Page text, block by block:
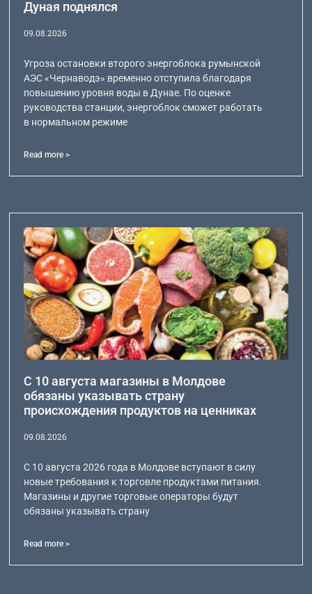
Дуная поднялся
09.08.2026
Угроза остановки второго энергоблока румынской
АЭС «Чернаводэ» временно отступила благодаря
повышению уровня воды в Дунае. По оценке
руководства станции, энергоблок сможет работать
в нормальном режиме
Read more >
С 10 августа магазины в Молдове
обязаны указывать страну
происхождения продуктов на ценниках
09.08.2026
С 10 августа 2026 года в Молдове вступают в силу
новые требования к торговле продуктами питания.
Магазины и другие торговые операторы будут
обязаны указывать страну
Read more >